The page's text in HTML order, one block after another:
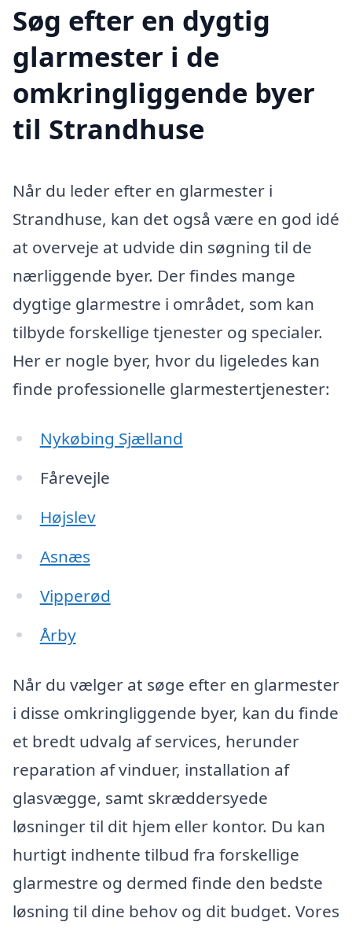
Søg efter en dygtig
glarmester i de
omkringliggende byer
til Strandhuse
Når du leder efter en glarmester i
Strandhuse, kan det også være en god idé
at overveje at udvide din søgning til de
nærliggende byer. Der findes mange
dygtige glarmestre i området, som kan
tilbyde forskellige tjenester og specialer.
Her er nogle byer, hvor du ligeledes kan
finde professionelle glarmestertjenester:
Nykøbing Sjælland
Fårevejle
Højslev
Asnæs
Vipperød
Årby
Når du vælger at søge efter en glarmester
i disse omkringliggende byer, kan du finde
et bredt udvalg af services, herunder
reparation af vinduer, installation af
glasvægge, samt skræddersyede
løsninger til dit hjem eller kontor. Du kan
hurtigt indhente tilbud fra forskellige
glarmestre og dermed finde den bedste
løsning til dine behov og dit budget. Vores